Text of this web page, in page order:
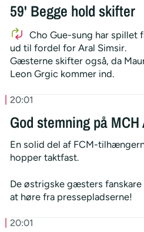
59' Begge hold skifter
Cho Gue-sung har
ud til fordel for Aral Simsir.
Gæsterne skifter også, da
Leon Grgic kommer ind.
20:01
God stemning på MCH
En solid del af FCM-
hopper taktfast.
De østrigske gæsters
at høre fra pressepladserne!
20:01